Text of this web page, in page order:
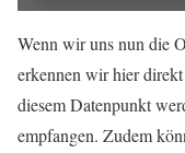
Wenn wir uns nun die
erkennen wir hier
diesem Datenpunkt
empfangen. Zudem